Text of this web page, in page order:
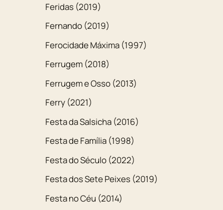
Feridas (2019)
Fernando (2019)
Ferocidade Máxima (1997)
Ferrugem (2018)
Ferrugem e Osso (2013)
Ferry (2021)
Festa da Salsicha (2016)
Festa de Família (1998)
Festa do Século (2022)
Festa dos Sete Peixes (2019)
Festa no Céu (2014)